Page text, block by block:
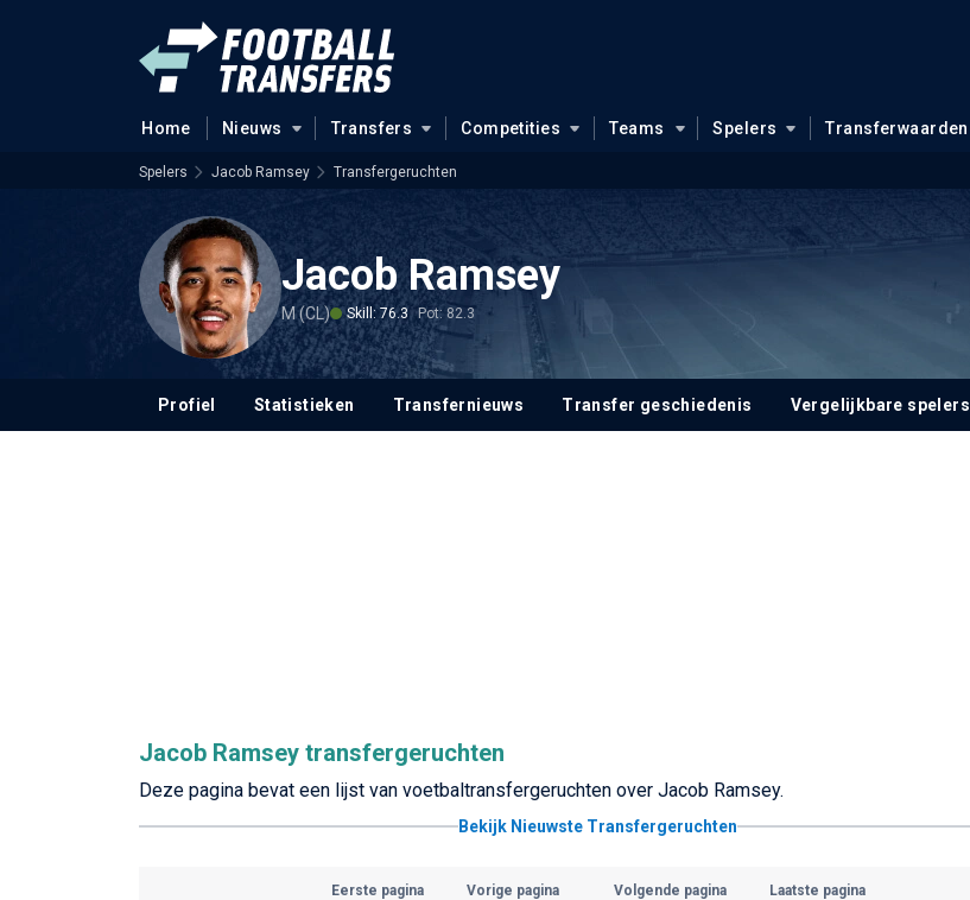
Home Nieuws Transfers Competities Teams Spelers Transferwaarden
Spelers Jacob Ramsey Transfergeruchten
Jacob Ramsey
M (CL) Skill: 76.3 Pot: 82.3
Profiel Statistieken Transfernieuws Transfer geschiedenis Vergelijkbare spelers
Jacob Ramsey transfergeruchten
Deze pagina bevat een lijst van voetbaltransfergeruchten over Jacob Ramsey.
Bekijk Nieuwste Transfergeruchten
Eerste pagina Vorige pagina Volgende pagina Laatste pagina